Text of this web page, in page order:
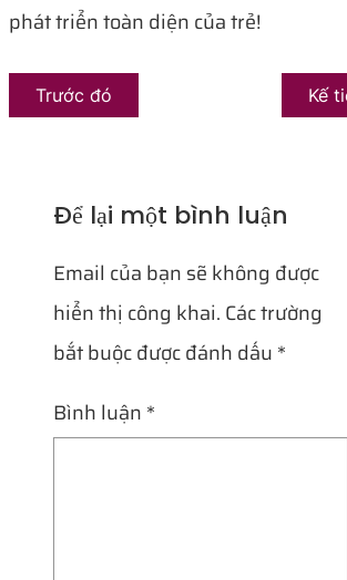
phát triển toàn diện của trẻ!
Trước đó Kế
Để lại một bình luận
Email của bạn sẽ không được
hiển thị công khai. Các trường
bắt buộc được đánh dấu *
Bình luận *